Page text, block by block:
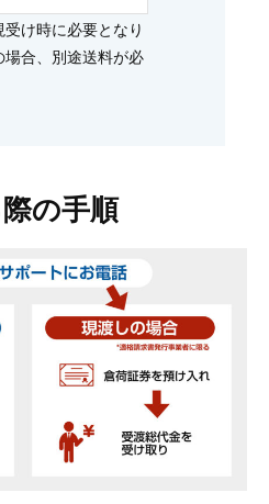
受け時に必要となり
場合、別途送料が必
の手順